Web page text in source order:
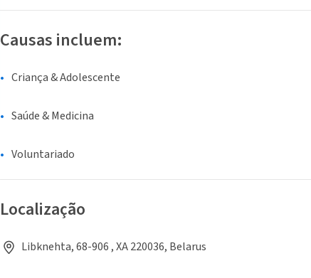
Causas incluem:
Criança & Adolescente
Saúde & Medicina
Voluntariado
Localização
Libknehta, 68-906 , XA 220036, Belarus